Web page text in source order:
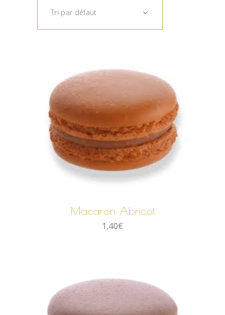
Tri par défaut
Macaron Abricot
1,40€